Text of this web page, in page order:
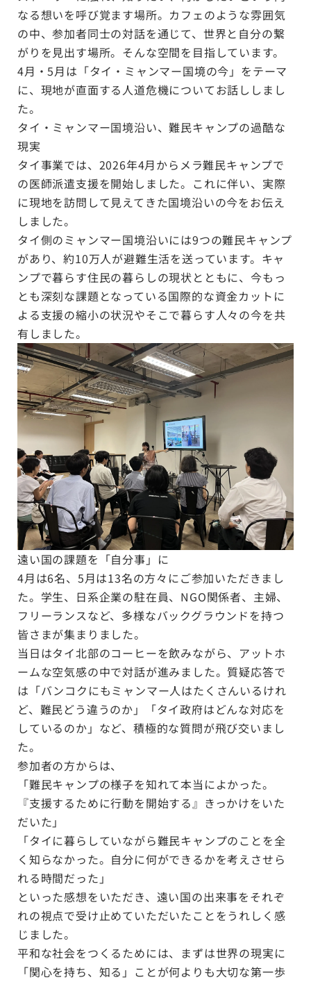
なる想いを呼び覚ます場所。カフェのような雰囲気
の中、参加者同士の対話を通じて、世界と自分の繋
がりを見出す場所。そんな空間を目指しています。
4月・5月は「タイ・ミャンマー国境の今」をテーマ
に、現地が直面する人道危機についてお話ししまし
た。
タイ・ミャンマー国境沿い、難民キャンプの過酷な
現実
タイ事業では、2026年4月からメラ難民キャンプで
の医師派遣支援を開始しました。これに伴い、実際
に現地を訪問して見えてきた国境沿いの今をお伝え
しました。
タイ側のミャンマー国境沿いには9つの難民キャンプ
があり、約10万人が避難生活を送っています。キャ
ンプで暮らす住民の暮らしの現状とともに、今もっ
とも深刻な課題となっている国際的な資金カットに
よる支援の縮小の状況やそこで暮らす人々の今を共
有しました。
遠い国の課題を「自分事」に
4月は6名、5月は13名の方々にご参加いただきまし
た。学生、日系企業の駐在員、NGO関係者、主婦、
フリーランスなど、多様なバックグラウンドを持つ
皆さまが集まりました。
当日はタイ北部のコーヒーを飲みながら、アットホ
ームな空気感の中で対話が進みました。質疑応答で
は「バンコクにもミャンマー人はたくさんいるけれ
ど、難民どう違うのか」「タイ政府はどんな対応を
しているのか」など、積極的な質問が飛び交いまし
た。
参加者の方からは、
「難民キャンプの様子を知れて本当によかった。
『支援するために行動を開始する』きっかけをいた
だいた」
「タイに暮らしていながら難民キャンプのことを全
く知らなかった。自分に何ができるかを考えさせら
れる時間だった」
といった感想をいただき、遠い国の出来事をそれぞ
れの視点で受け止めていただいたことをうれしく感
じました。
平和な社会をつくるためには、まずは世界の現実に
「関心を持ち、知る」ことが何よりも大切な第一歩